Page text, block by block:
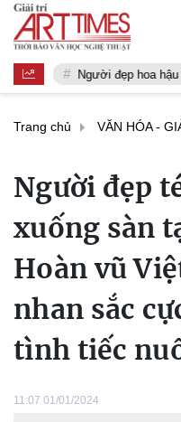
Người đẹp hoa hậu
Trang chủ VĂN HÓA -
Người đẹp
xuống sàn
Hoàn vũ
nhan sắc
tình tiếc
11:07 01/01/2024